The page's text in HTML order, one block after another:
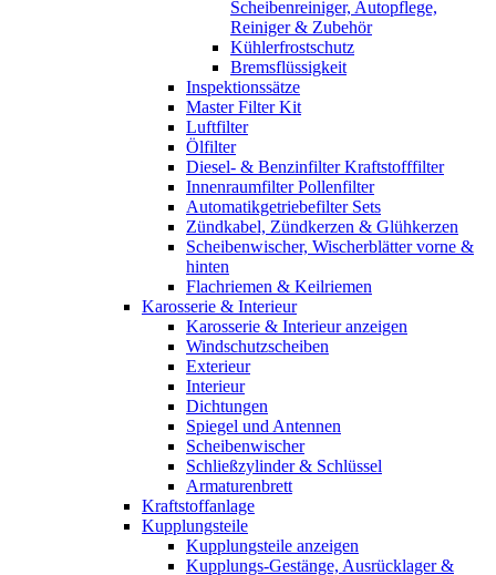
Scheibenreiniger, Autopflege,
Reiniger & Zubehör
Kühlerfrostschutz
Bremsflüssigkeit
Inspektionssätze
Master Filter Kit
Luftfilter
Ölfilter
Diesel- & Benzinfilter Kraftstofffilter
Innenraumfilter Pollenfilter
Automatikgetriebefilter Sets
Zündkabel, Zündkerzen & Glühkerzen
Scheibenwischer, Wischerblätter vorne &
hinten
Flachriemen & Keilriemen
Karosserie & Interieur
Karosserie & Interieur anzeigen
Windschutzscheiben
Exterieur
Interieur
Dichtungen
Spiegel und Antennen
Scheibenwischer
Schließzylinder & Schlüssel
Armaturenbrett
Kraftstoffanlage
Kupplungsteile
Kupplungsteile anzeigen
Kupplungs-Gestänge, Ausrücklager &